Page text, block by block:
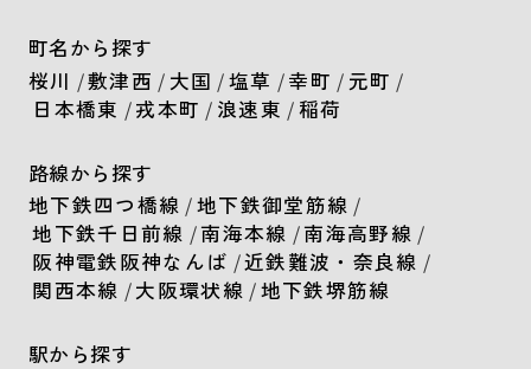
町名から探す
桜川 /敷津西 / 大国 /塩草 /幸町 / 元町 /
日本橋東 /戎本町 / 浪速東 /稲荷
路線から探す
地下鉄四つ橋線 /地下鉄御堂筋線 /
地下鉄千日前線 /南海本線 /南海高野線 /
阪神電鉄阪神なんば /近鉄難波・奈良線 /
関西本線 /大阪環状線 /地下鉄堺筋線
駅から探す